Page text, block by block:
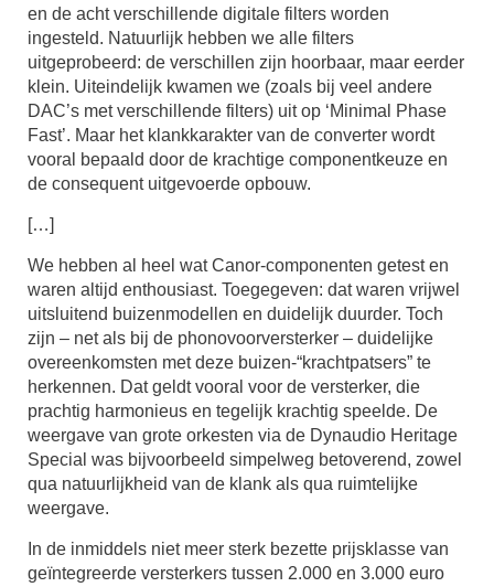
en de acht verschillende digitale filters worden
ingesteld. Natuurlijk hebben we alle filters
uitgeprobeerd: de verschillen zijn hoorbaar, maar eerder
klein. Uiteindelijk kwamen we (zoals bij veel andere
DAC’s met verschillende filters) uit op ‘Minimal Phase
Fast’. Maar het klankkarakter van de converter wordt
vooral bepaald door de krachtige componentkeuze en
de consequent uitgevoerde opbouw.
[…]
We hebben al heel wat Canor-componenten getest en
waren altijd enthousiast. Toegegeven: dat waren vrijwel
uitsluitend buizenmodellen en duidelijk duurder. Toch
zijn – net als bij de phonovoorversterker – duidelijke
overeenkomsten met deze buizen-“krachtpatsers” te
herkennen. Dat geldt vooral voor de versterker, die
prachtig harmonieus en tegelijk krachtig speelde. De
weergave van grote orkesten via de Dynaudio Heritage
Special was bijvoorbeeld simpelweg betoverend, zowel
qua natuurlijkheid van de klank als qua ruimtelijke
weergave.
In de inmiddels niet meer sterk bezette prijsklasse van
geïntegreerde versterkers tussen 2.000 en 3.000 euro